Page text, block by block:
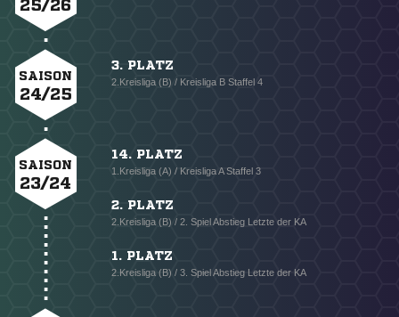
25/26
SAISON
24/25
3. PLATZ
2.Kreisliga (B) / Kreisliga B Staffel 4
SAISON
23/24
14. PLATZ
1.Kreisliga (A) / Kreisliga A Staffel 3
2. PLATZ
2.Kreisliga (B) / 2. Spiel Abstieg Letzte der KA
1. PLATZ
2.Kreisliga (B) / 3. Spiel Abstieg Letzte der KA